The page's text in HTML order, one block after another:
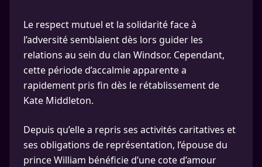
Le respect mutuel et la solidarité face à
l’adversité semblaient dès lors guider les
relations au sein du clan Windsor. Cependant,
cette période d’accalmie apparente a
rapidement pris fin dès le rétablissement de
Kate Middleton.
Depuis qu’elle a repris ses activités caritatives et
ses obligations de représentation, l’épouse du
prince William bénéficie d’une cote d’amour